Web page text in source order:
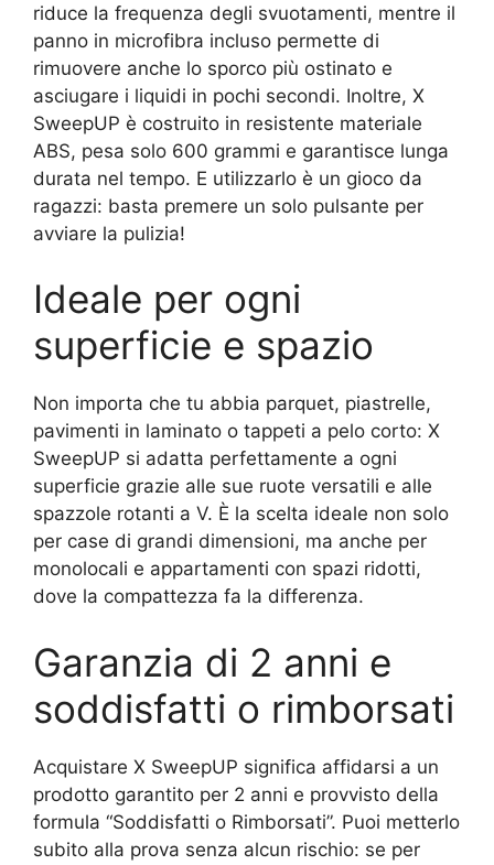
riduce la frequenza degli svuotamenti, mentre il
panno in microfibra incluso permette di
rimuovere anche lo sporco più ostinato e
asciugare i liquidi in pochi secondi. Inoltre, X
SweepUP è costruito in resistente materiale
ABS, pesa solo 600 grammi e garantisce lunga
durata nel tempo. E utilizzarlo è un gioco da
ragazzi: basta premere un solo pulsante per
avviare la pulizia!
Ideale per ogni
superficie e spazio
Non importa che tu abbia parquet, piastrelle,
pavimenti in laminato o tappeti a pelo corto: X
SweepUP si adatta perfettamente a ogni
superficie grazie alle sue ruote versatili e alle
spazzole rotanti a V. È la scelta ideale non solo
per case di grandi dimensioni, ma anche per
monolocali e appartamenti con spazi ridotti,
dove la compattezza fa la differenza.
Garanzia di 2 anni e
soddisfatti o rimborsati
Acquistare X SweepUP significa affidarsi a un
prodotto garantito per 2 anni e provvisto della
formula “Soddisfatti o Rimborsati”. Puoi metterlo
subito alla prova senza alcun rischio: se per